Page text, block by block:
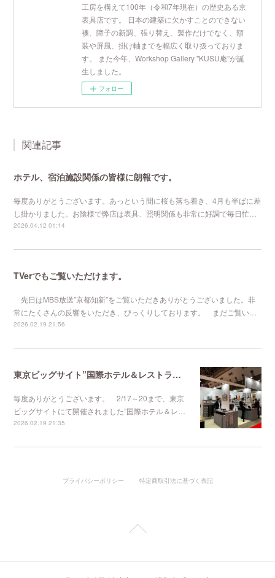
工房を構えて100年（令和7年現在）の歴史ある京
表具店です。 日本の建築に欠かすことのできない
襖、障子の新調、張り替え、製作だけでなく、額
装や屏風、掛け軸までを幅広く取り扱っておりま
す。 また今年、Workshop Gallery "KUSU庵”が誕
生しました。
フォロー
関連記事
ホテル、宿泊施設関係の皆様に朗報です。
毎度ありがとうございます。あっという間に桜も落ち着き、4月も半ばに差
し掛かりました。お陰様で弊店は表具、照明関係も非常に好調で毎日忙…
2026.04.12 01:14
TVerでもご覧いただけます。
先日はMBS放送”京都知新”をご覧いただきありがとうございました。非
常にたくさんの反響をいただき、びっくりしております。 まだご覧い…
2026.02.19 21:56
東京ビッグサイト”国際ホテル＆レストランショー
毎度ありがとうございます。 2/17～20まで、東京
ビッグサイトにて開催されました”国際ホテル＆レ…
2026.02.19 21:35
プライバシーポリシー 特定商取引法に基づく表記